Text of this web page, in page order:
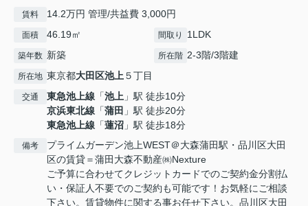
賃料 14.2万円 管理/共益費 3,000円
面積 46.19㎡ 間取り 1LDK
築年数 新築 所在階 2-3階/3階建
所在地 東京都大田区池上５丁目
交通 東急池上線 「池上 」駅 徒歩10分
京浜東北線 「蒲田 」駅 徒歩20分
東急池上線 「蓮沼 」駅 徒歩18分
備考
プライムガーデン池上WEST＠大森蒲田駅・品川区大田
区の賃貸＝蒲田大森不動産㈱Nexture
ご予算に合わせてクレジットカードでのご契約金分割払
い・保証人不要でのご契約も可能です！お気軽にご相談
下さい。賃貸物件に関する事お任せ下さい。品川区大田